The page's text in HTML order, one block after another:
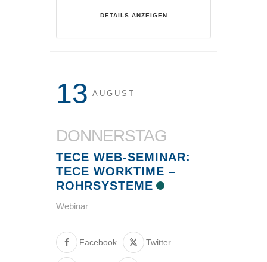
DETAILS ANZEIGEN
13 AUGUST
DONNERSTAG
TECE WEB-SEMINAR:
TECE WORKTIME –
ROHRSYSTEME
Webinar
Facebook Twitter